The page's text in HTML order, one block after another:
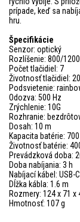
prípade, keď sa
hru.
Špecifikácie
Senzor: optický
Rozlíšenie: 800/
Počet tlačidiel: 7
Životnosť tlačidiel:
Podsvietenie:
Odozva: 500 Hz
Zrýchlenie: 10G
Rozhranie:
Dosah: 10 m
Kapacita batérie:
Životnosť batérie:
Prevádzková doba:
Doba nabíjania: 3 h
Nabíjací kábel: USB-C
Dĺžka kábla: 1.6 m
Rozmery: 124 x 71 x
Hmotnosť: 107 g